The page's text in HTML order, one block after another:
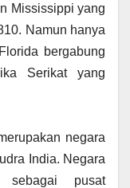
Mississippi yang
Namun hanya
bergabung
Serikat yang
negara
India. Negara
sebagai pusat